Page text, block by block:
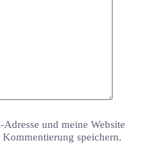
und meine Website
speichern.